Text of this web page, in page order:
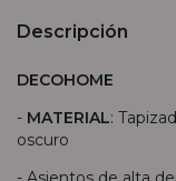
Descripción
DECOHOME
- MATERIAL:
oscuro